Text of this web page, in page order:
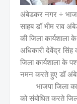
अंबेडकर नगर ÷
साहब डॉ भीम राव
की जिला कार्यशाला
अधिकारी देवेंद्र सिंह
जिला कार्यशाला के
नमन करते हुए डॉ
भाजपा जिला
को संबोधित करते